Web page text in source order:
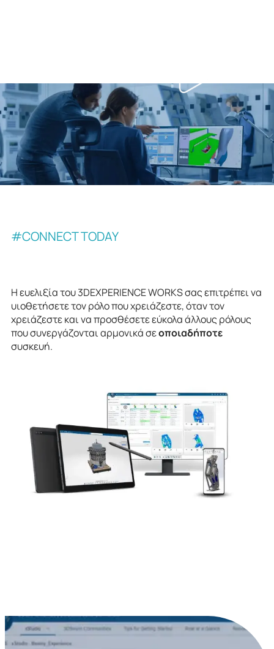
#CONNECT TODAY
Η ευελιξία του 3DEXPERIENCE WORKS σας επιτρέπει να
υιοθετήσετε τον ρόλο που χρειάζεστε, όταν τον
χρειάζεστε και να προσθέσετε εύκολα άλλους ρόλους
που συνεργάζονται αρμονικά σεοποιαδήποτε
συσκευή.